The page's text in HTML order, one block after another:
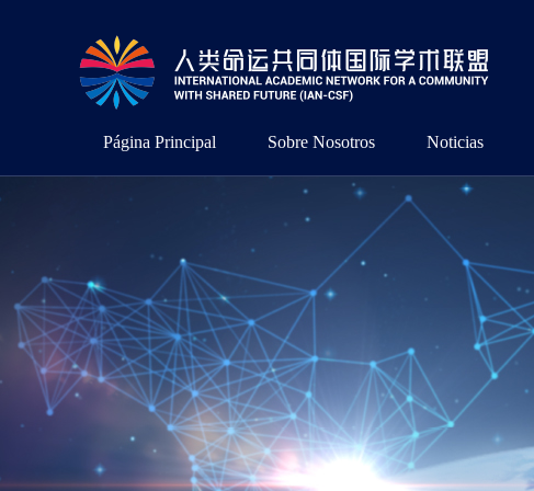
Página Principal Sobre Nosotros Noticias